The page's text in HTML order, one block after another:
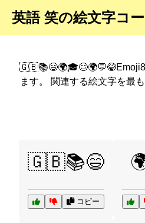
英語 笑の絵文字コ
ます。 関連する絵文字を最
🇬🇧📚😄
コピー